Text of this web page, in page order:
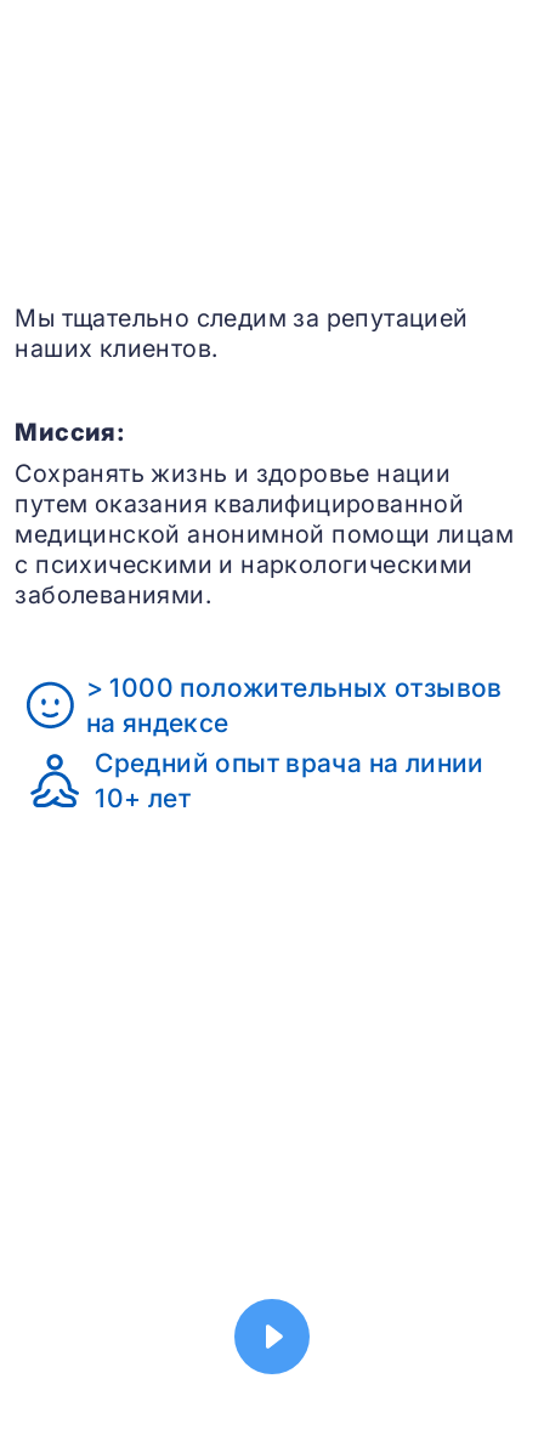
Мы тщательно следим за репутацией
наших клиентов.
Миссия:
Сохранять жизнь и здоровье нации
путем оказания квалифицированной
медицинской анонимной помощи лицам
с психическими и наркологическими
заболеваниями.
> 1000 положительных отзывов
на яндексе
Средний опыт врача на линии
10+ лет